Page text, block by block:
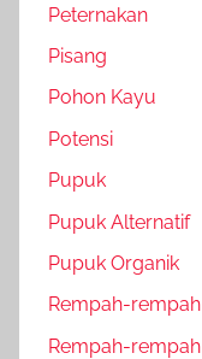
Peternakan
Pisang
Pohon Kayu
Potensi
Pupuk
Pupuk Alternatif
Pupuk Organik
Rempah-rempah
Rempah-rempah